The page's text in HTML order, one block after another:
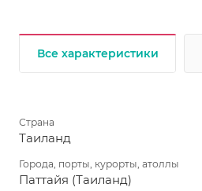
Все характеристики
Страна
Таиланд
Города, порты, курорты, атоллы
Паттайя (Таиланд)